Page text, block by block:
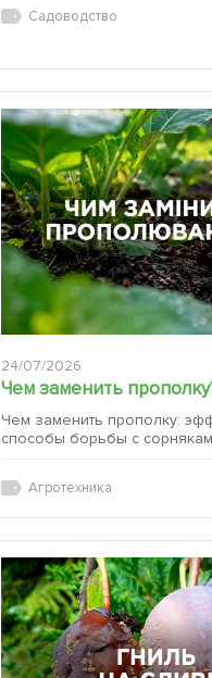
Садоводство
24/07/2026
Чем заменить
Чем заменить прополку:
способы борьбы с
Агротехника